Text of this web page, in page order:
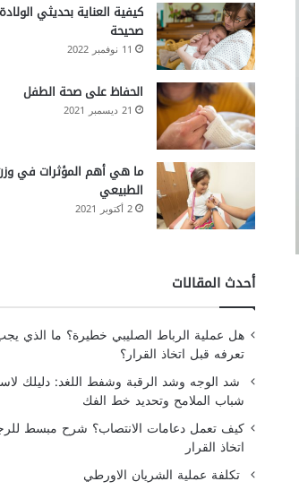
كيفية العناية بحديثي
صحيحة
11 نوفمبر 2022
الحفاظ على صحة الطفل
21 ديسمبر 2021
ما هي أهم المؤثرات في
الطبيعي
2 أكتوبر 2021
أحدث المقالات
هل عملية الرباط الصليبي خطيرة؟ ما الذي
تعرفه قبل اتخاذ القرار؟
شد الوجه وشد الرقبة وشفط اللغد: دليلك
شباب الملامح وتحديد خط الفك
كيف تعمل دعامات الانتصاب؟ شرح مبسط
اتخاذ القرار
تكلفة عملية الشريان الاورطي